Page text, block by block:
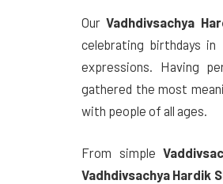
OurVadhdivsachya
celebrating birthdays
expressions. Having
gathered the most
with people of all ages.
From simple
Vadhdivsachya Hardik